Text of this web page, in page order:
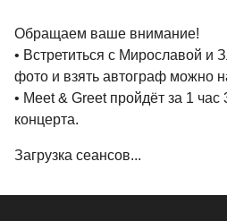
Обращаем ваше внимание!
• Встретиться с Мирославой и
фото и взять автограф можно
• Meet & Greet пройдёт за 1
концерта.
Загрузка сеансов...